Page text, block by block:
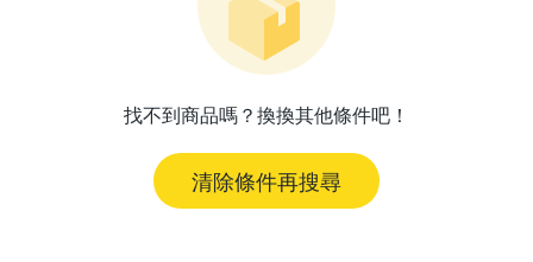
找不到商品嗎？換換其他條件吧！
清除條件再搜尋